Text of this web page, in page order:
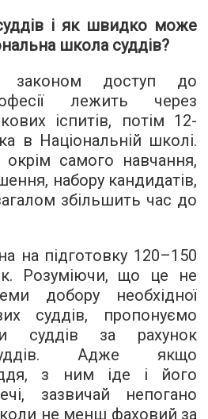
і як швидко може
школа суддів?
доступ до
лежить через
іспитів, потім 12-
в Національній школі.
самого навчання,
набору кандидатів,
збільшить час до
на підготовку 120–150
Розуміючи, що це не
добору необхідної
суддів, пропонуємо
суддів за рахунок
Адже якщо
з ним іде і його
зазвичай непогано
не менш фаховий за